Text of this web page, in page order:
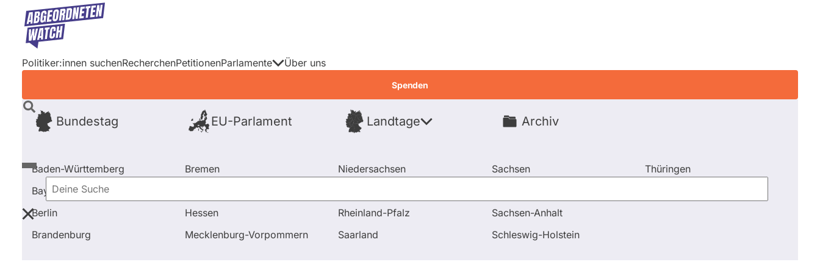
Direkt
Inhalt
Politiker:innen suchenRecherchenPetitionenParlamente
Bundestag EU-Parlament Landtage
Baden-Württemberg
Bayern
Berlin
Brandenburg
Bremen
Hessen
Mecklenburg-Vorpommern
Niedersachsen
Rheinland-Pfalz
Saarland
Sachsen
Sachsen-Anhalt
Schleswig-Holstein
Thüringen
Archiv
Über uns
Spenden
Deine
Suche
Startseite Frage stellen Eva Högl Nebentätigkeiten